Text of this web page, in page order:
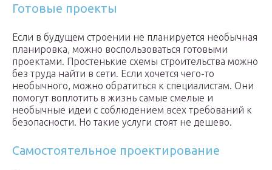
Готовые проекты
Если в будущем строении не планируется необычная
планировка, можно воспользоваться готовыми
проектами. Простенькие схемы строительства можно
без труда найти в сети. Если хочется чего-то
необычного, можно обратиться к специалистам. Они
помогут воплотить в жизнь самые смелые и
необычные идеи с соблюдением всех требований к
безопасности. Но такие услуги стоят не дешево.
Самостоятельное проектирование